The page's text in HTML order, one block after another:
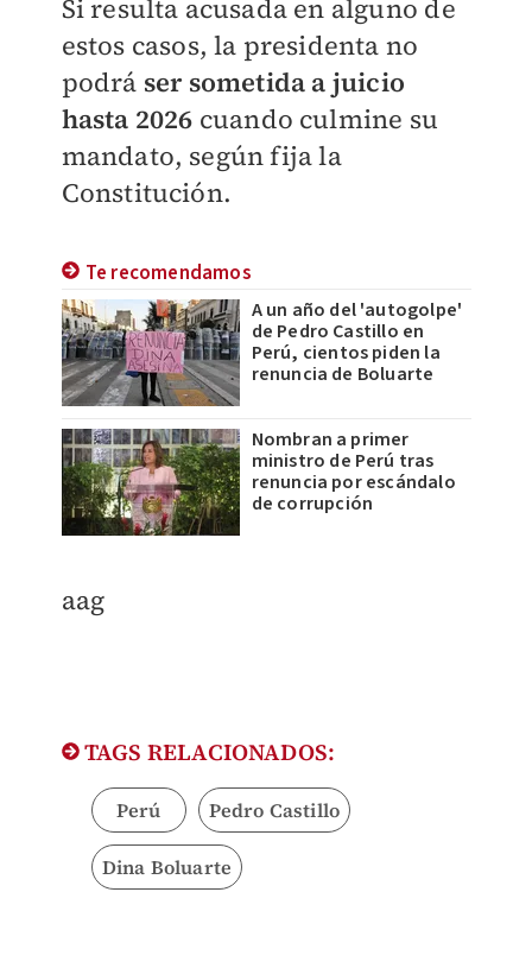
Si resulta acusada en alguno de
estos casos, la presidenta no
podrá ser sometida a juicio
hasta 2026 cuando culmine su
mandato, según fija la
Constitución.
Te recomendamos
A un año del 'autogolpe'
de Pedro Castillo en
Perú, cientos piden la
renuncia de Boluarte
Nombran a primer
ministro de Perú tras
renuncia por escándalo
de corrupción
aag
TAGS RELACIONADOS:
Perú Pedro Castillo
Dina Boluarte